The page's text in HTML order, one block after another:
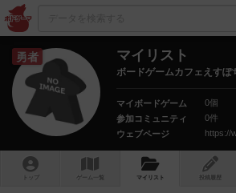
勇者 マイリスト
ボードゲームカフェえすぽ
マイボードゲーム
0個
参加コミュニティ
0件
ウェブページ
https://
トップ ゲーム一覧 マイリスト 投稿履歴